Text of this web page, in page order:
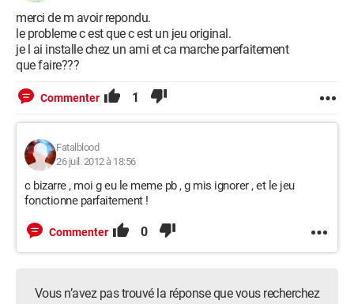
merci de m avoir repondu.
le probleme c est que c est un jeu original.
je l ai installe chez un ami et ca marche parfaitement
que faire???
Commenter 1
Fatalblood
26 juil. 2012 à 18:56
c bizarre , moi g eu le meme pb , g mis ignorer , et le jeu
fonctionne parfaitement !
Commenter 0
Vous n’avez pas trouvé la réponse que vous recherchez